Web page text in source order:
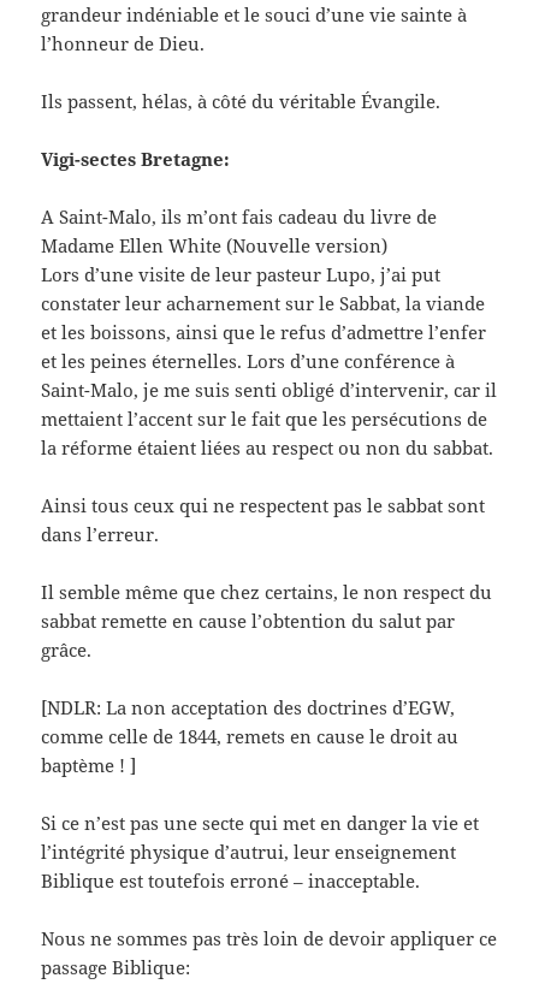
grandeur indéniable et le souci d’une vie sainte à
l’honneur de Dieu.
Ils passent, hélas, à côté du véritable Évangile.
Vigi-sectes Bretagne:
A Saint-Malo, ils m’ont fais cadeau du livre de
Madame Ellen White (Nouvelle version)
Lors d’une visite de leur pasteur Lupo, j’ai put
constater leur acharnement sur le Sabbat, la viande
et les boissons, ainsi que le refus d’admettre l’enfer
et les peines éternelles. Lors d’une conférence à
Saint-Malo, je me suis senti obligé d’intervenir, car il
mettaient l’accent sur le fait que les persécutions de
la réforme étaient liées au respect ou non du sabbat.
Ainsi tous ceux qui ne respectent pas le sabbat sont
dans l’erreur.
Il semble même que chez certains, le non respect du
sabbat remette en cause l’obtention du salut par
grâce.
[NDLR: La non acceptation des doctrines d’EGW,
comme celle de 1844, remets en cause le droit au
baptème ! ]
Si ce n’est pas une secte qui met en danger la vie et
l’intégrité physique d’autrui, leur enseignement
Biblique est toutefois erroné – inacceptable.
Nous ne sommes pas très loin de devoir appliquer ce
passage Biblique: